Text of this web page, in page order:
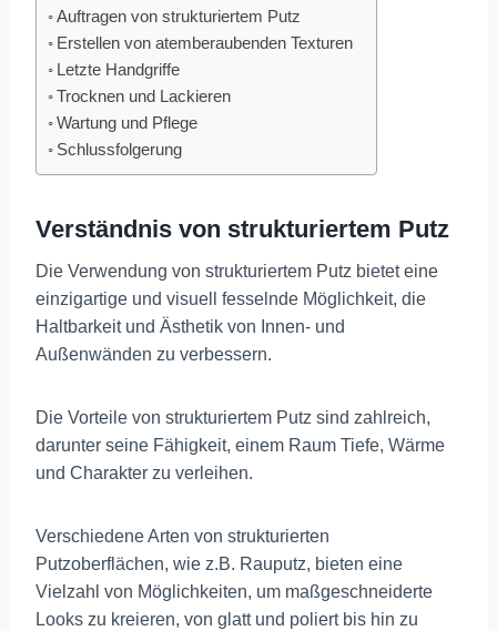
Auftragen von strukturiertem Putz
Erstellen von atemberaubenden Texturen
Letzte Handgriffe
Trocknen und Lackieren
Wartung und Pflege
Schlussfolgerung
Verständnis von strukturiertem Putz
Die Verwendung von strukturiertem Putz bietet eine
einzigartige und visuell fesselnde Möglichkeit, die
Haltbarkeit und Ästhetik von Innen- und
Außenwänden zu verbessern.
Die Vorteile von strukturiertem Putz sind zahlreich,
darunter seine Fähigkeit, einem Raum Tiefe, Wärme
und Charakter zu verleihen.
Verschiedene Arten von strukturierten
Putzoberflächen, wie z.B. Rauputz, bieten eine
Vielzahl von Möglichkeiten, um maßgeschneiderte
Looks zu kreieren, von glatt und poliert bis hin zu